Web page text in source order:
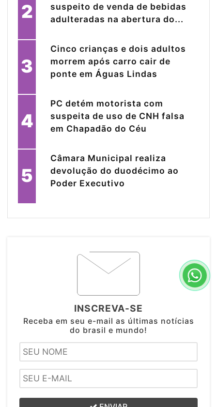
2
suspeito de venda de bebidas
adulteradas na abertura do...
3
Cinco crianças e dois adultos
morrem após carro cair de
ponte em Águas Lindas
4
PC detém motorista com
suspeita de uso de CNH falsa
em Chapadão do Céu
5
Câmara Municipal realiza
devolução do duodécimo ao
Poder Executivo
INSCREVA-SE
Receba em seu e-mail as últimas notícias
do brasil e mundo!